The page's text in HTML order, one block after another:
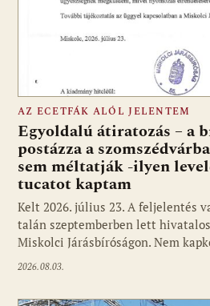
AZ ECETFÁK ALÓL JELENTEM
Egyoldalú átiratozás – a
postázza a
sem méltatják -ilyen
tucatot kaptam
Kelt 2026. július 23. A feljelentés
talán szeptemberben lett
Miskolci Járásbíróságon. Nem
2026.08.03.